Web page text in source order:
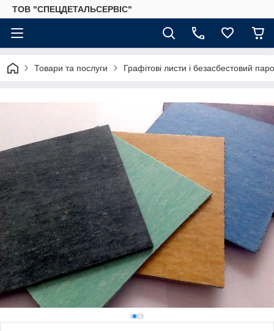
ТОВ "СПЕЦДЕТАЛЬСЕРВІС"
Товари та послуги Графітові листи і безасбестовий